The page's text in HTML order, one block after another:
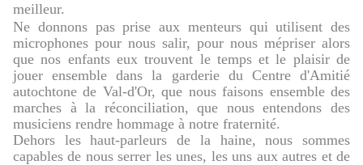
meilleur.
Ne donnons pas prise aux menteurs qui utilisent des
microphones pour nous salir, pour nous mépriser alors
que nos enfants eux trouvent le temps et le plaisir de
jouer ensemble dans la garderie du Centre d'Amitié
autochtone de Val-d'Or, que nous faisons ensemble des
marches à la réconciliation, que nous entendons des
musiciens rendre hommage à notre fraternité.
Dehors les haut-parleurs de la haine, nous sommes
capables de nous serrer les unes, les uns aux autres et de